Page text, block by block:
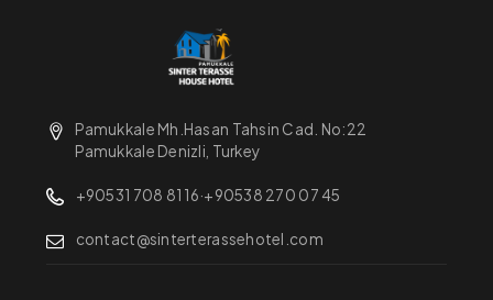
Pamukkale Mh.Hasan Tahsin Cad. No:22
Pamukkale Denizli, Turkey
+90531 708 81 16·+90538 270 07 45
contact@sinterterassehotel.com